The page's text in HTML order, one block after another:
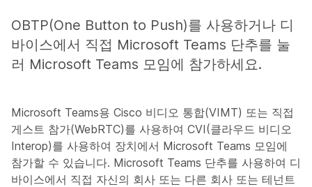
OBTP(One Button to Push)를 사용하거나 디
바이스에서 직접 Microsoft Teams 단추를 눌
러 Microsoft Teams 모임에 참가하세요.
Microsoft Teams용 Cisco 비디오 통합(VIMT) 또는 직접
게스트 참가(WebRTC)를 사용하여 CVI(클라우드 비디오
Interop)를 사용하여 장치에서 Microsoft Teams 모임에
참가할 수 있습니다. Microsoft Teams 단추를 사용하여 디
바이스에서 직접 자신의 회사 또는 다른 회사 또는 테넌트